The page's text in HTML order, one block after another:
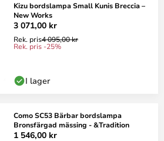
Kizu bordslampa Small Kunis Breccia –
New Works
3 071,00 kr
Rek. pris4 095,00 kr
Rek. pris -25%
I lager
Como SC53 Bärbar bordslampa
Bronsfärgad mässing - &Tradition
1 546,00 kr